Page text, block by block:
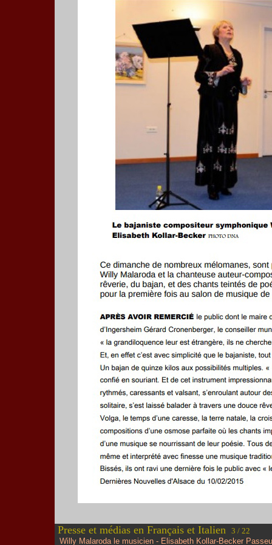
Presse et médias en Français et Italien 3 / 22
Willy Malaroda le musicien - Elisabeth Kollar-Becker